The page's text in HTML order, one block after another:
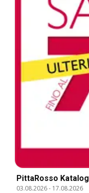
PittaRosso Katalog
03.08.2026- 17.08.2026